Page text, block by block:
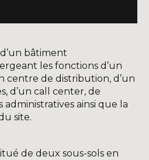
bâtiment
les fonctions d’un
centre de distribution, d’un
d’un call center, de
administratives ainsi que la
site.
de deux sous-sols en